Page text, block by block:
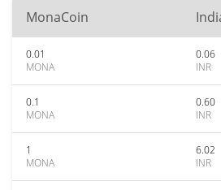
MonaCoin
0.01
MONA
0.06
INR
0.1
MONA
0.60
INR
1
MONA
6.02
INR